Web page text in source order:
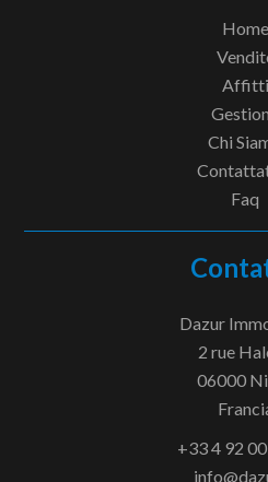
Home
Affitti
Chi
Faq
Dazur
2 rue
06000
+33 4 92